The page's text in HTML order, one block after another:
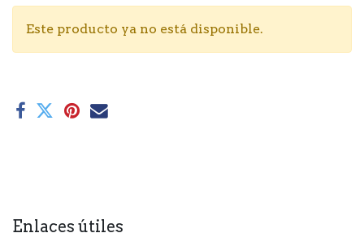
Este producto ya no está disponible.
Enlaces útiles